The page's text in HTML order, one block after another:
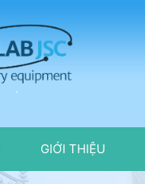
GIỚI THIỆU